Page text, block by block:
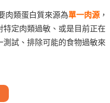
肉類蛋白質來源為單一肉源 ，
定肉類過敏、或是目前正在
試、排除可能的食物過敏來